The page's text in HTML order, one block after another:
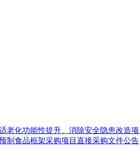
老化功能性提升、消除安全隐患改造
制食品框架采购项目直接采购文件公告